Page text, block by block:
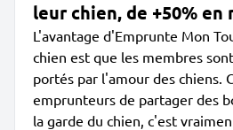
leur chien, de +50% en
L'avantage d'Emprunte Mon
chien est que les membres
portés par l'amour des chiens.
emprunteurs de partager des
la garde du chien, c'est